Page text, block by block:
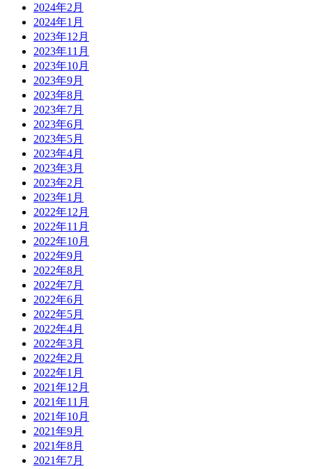
2024年2月
2024年1月
2023年12月
2023年11月
2023年10月
2023年9月
2023年8月
2023年7月
2023年6月
2023年5月
2023年4月
2023年3月
2023年2月
2023年1月
2022年12月
2022年11月
2022年10月
2022年9月
2022年8月
2022年7月
2022年6月
2022年5月
2022年4月
2022年3月
2022年2月
2022年1月
2021年12月
2021年11月
2021年10月
2021年9月
2021年8月
2021年7月